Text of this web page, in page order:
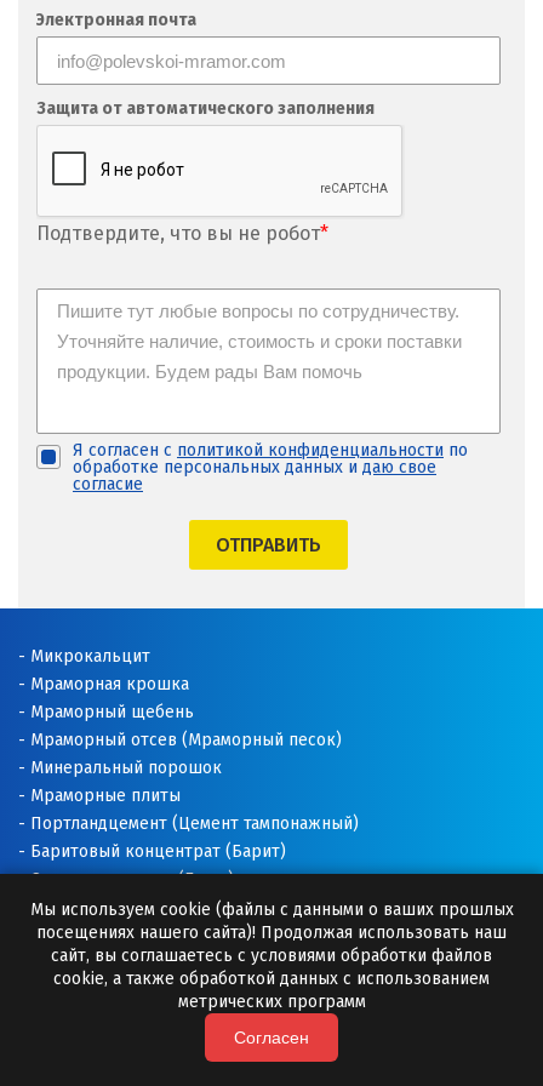
Х
Хабаровск
Ханты-Мансийск
Химки
Чебаркуль
Челябинск
Чехов
Чита
Электросталь
Ю
Югорск
Я
Ялуторовск
Ярославль
Электронная почта
Защита от автоматического заполнения
Подтвердите, что вы не робот*
Я согласен с политикой конфиденциальности по
обработке персональных данных и даю свое
согласие
ОТПРАВИТЬ
Микрокальцит
Мраморная крошка
Мраморный щебень
Мраморный отсев (Мраморный песок)
Минеральный порошок
Мраморные плиты
Портландцемент (Цемент тампонажный)
Баритовый концентрат (Барит)
Соль техническая (Галит)
Доломитовая мука
Известняковая мука
Добавки для буровых растворов
Буровые растворы
Премиксы (Минеральные добавки)
Мы используем cookie (файлы с данными о ваших прошлых
посещениях нашего сайта)! Продолжая использовать наш
сайт, вы соглашаетесь с условиями обработки файлов
cookie, а также обработкой данных с использованием
метрических программ
Согласен